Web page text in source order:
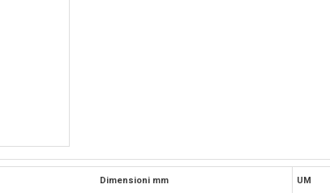
Dimensioni mm UM